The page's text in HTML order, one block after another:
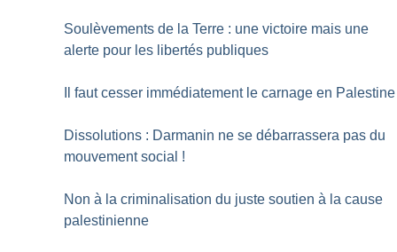
Soulèvements de la Terre : une victoire mais une
alerte pour les libertés publiques
Il faut cesser immédiatement le carnage en Palestine
Dissolutions : Darmanin ne se débarrassera pas du
mouvement social !
Non à la criminalisation du juste soutien à la cause
palestinienne